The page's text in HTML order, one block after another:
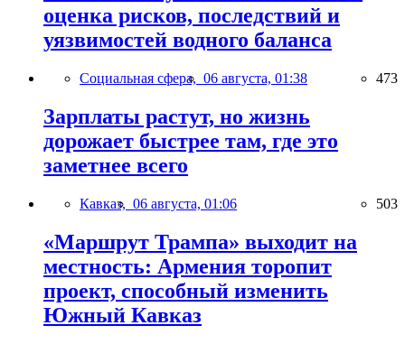
оценка рисков, последствий и
уязвимостей водного баланса
Социальная сфера, 06 августа, 01:38 473
Зарплаты растут, но жизнь
дорожает быстрее там, где это
заметнее всего
Кавказ, 06 августа, 01:06 503
«Маршрут Трампа» выходит на
местность: Армения торопит
проект, способный изменить
Южный Кавказ